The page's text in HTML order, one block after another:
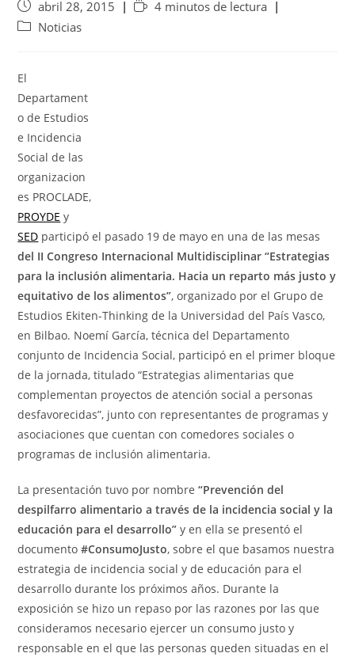
abril 28, 2015
4 minutos de lectura
Noticias
El
Departament
o de Estudios
e Incidencia
Social de las
organizacion
es PROCLADE,
PROYDE y
SED participó el pasado 19 de mayo en una de las mesas
del II Congreso Internacional Multidisciplinar “Estrategias
para la inclusión alimentaria. Hacia un reparto más justo y
equitativo de los alimentos”, organizado por el Grupo de
Estudios Ekiten-Thinking de la Universidad del País Vasco,
en Bilbao. Noemí García, técnica del Departamento
conjunto de Incidencia Social, participó en el primer bloque
de la jornada, titulado “Estrategias alimentarias que
complementan proyectos de atención social a personas
desfavorecidas”, junto con representantes de programas y
asociaciones que cuentan con comedores sociales o
programas de inclusión alimentaria.
La presentación tuvo por nombre“Prevención del
despilfarro alimentario a través de la incidencia social y la
educación para el desarrollo” y en ella se presentó el
documento#ConsumoJusto, sobre el que basamos nuestra
estrategia de incidencia social y de educación para el
desarrollo durante los próximos años. Durante la
exposición se hizo un repaso por las razones por las que
consideramos necesario ejercer un consumo justo y
responsable en el que las personas queden situadas en el